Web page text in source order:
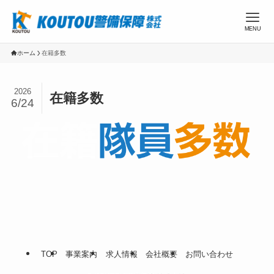
MENU
ホーム 在籍多数
在籍多数
2026
6/24
TOP 事業案内 求人情報 会社概要 お問い合わせ